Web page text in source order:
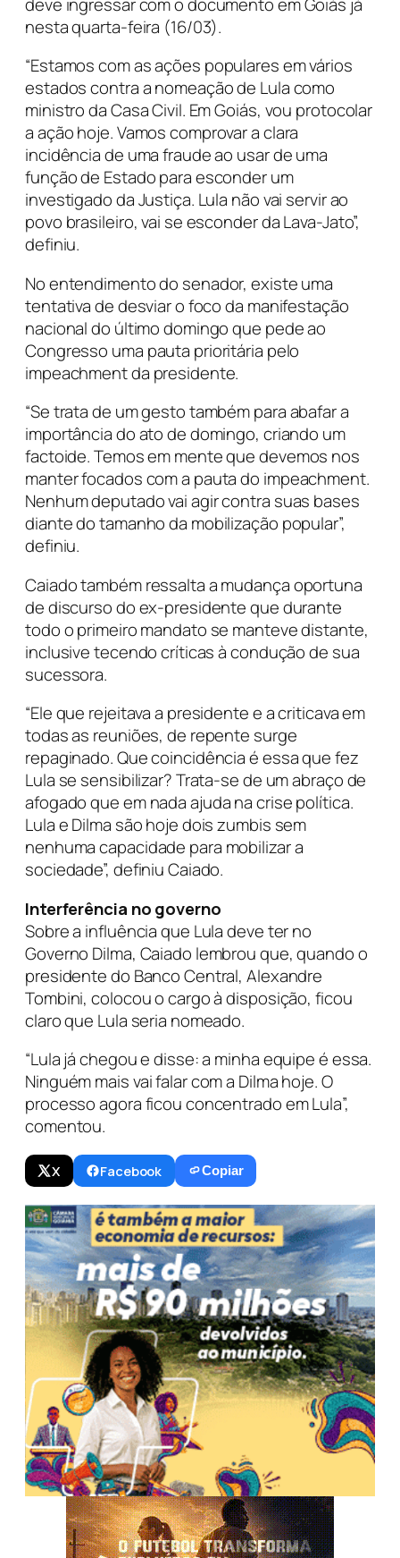
X Facebook Copiar
nesta quarta-feira (16/03).
“Estamos com as ações populares em vários
estados contra a nomeação de Lula como
ministro da Casa Civil. Em Goiás, vou protocolar
a ação hoje. Vamos comprovar a clara
incidência de uma fraude ao usar de uma
função de Estado para esconder um
investigado da Justiça. Lula não vai servir ao
povo brasileiro, vai se esconder da Lava-Jato”,
definiu.
No entendimento do senador, existe uma
tentativa de desviar o foco da manifestação
nacional do último domingo que pede ao
Congresso uma pauta prioritária pelo
impeachment da presidente.
“Se trata de um gesto também para abafar a
importância do ato de domingo, criando um
factoide. Temos em mente que devemos nos
manter focados com a pauta do impeachment.
Nenhum deputado vai agir contra suas bases
diante do tamanho da mobilização popular”,
definiu.
Caiado também ressalta a mudança oportuna
de discurso do ex-presidente que durante
todo o primeiro mandato se manteve distante,
inclusive tecendo críticas à condução de sua
sucessora.
“Ele que rejeitava a presidente e a criticava em
todas as reuniões, de repente surge
repaginado. Que coincidência é essa que fez
Lula se sensibilizar? Trata-se de um abraço de
afogado que em nada ajuda na crise política.
Lula e Dilma são hoje dois zumbis sem
nenhuma capacidade para mobilizar a
sociedade”, definiu Caiado.
Interferência no governo
Sobre a influência que Lula deve ter no
Governo Dilma, Caiado lembrou que, quando o
presidente do Banco Central, Alexandre
Tombini, colocou o cargo à disposição, ficou
claro que Lula seria nomeado.
“Lula já chegou e disse: a minha equipe é essa.
Ninguém mais vai falar com a Dilma hoje. O
processo agora ficou concentrado em Lula”,
comentou.